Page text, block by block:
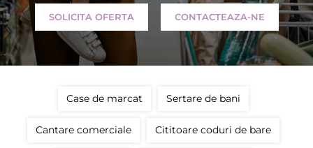
SOLICITA OFERTA CONTACTEAZA-NE
Case de marcat Sertare de bani
Cantare comerciale Cititoare coduri de bare